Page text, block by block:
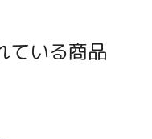
ている商品